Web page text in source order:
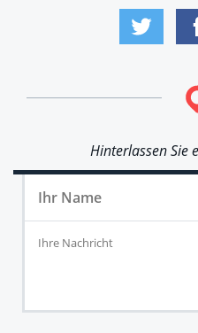
Hinterlassen Sie